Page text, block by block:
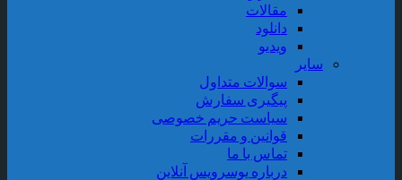
مقالات
دانلود
ویدیو
سایر
سوالات متداول
پیگیری سفارش
سیاست حریم خصوصی
قوانین و مقررات
تماس با ما
درباره یوسرویس آنلاین